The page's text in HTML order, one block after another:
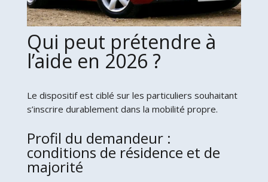
Qui peut prétendre à
l’aide en 2026 ?
Le dispositif est ciblé sur les particuliers souhaitant
s’inscrire durablement dans la mobilité propre.
Profil du demandeur :
conditions de résidence et de
majorité